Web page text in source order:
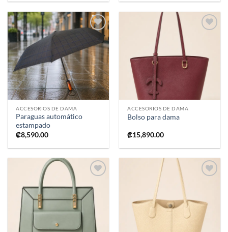
Añadir
a la
lista de
deseos
ACCESORIOS DE DAMA
Paraguas automático
estampado
₡8,590.00
deseos
ACCESORIOS DE DAMA
Bolso para dama
₡15,890.00
a la
lista de
deseos
deseos